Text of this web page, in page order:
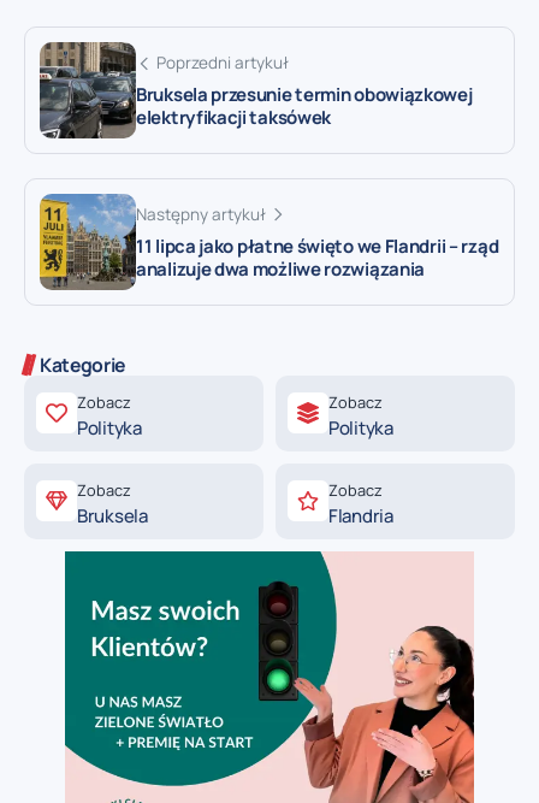
Poprzedni artykuł
Bruksela przesunie termin obowiązkowej
elektryfikacji taksówek
Następny artykuł
11 lipca jako płatne święto we Flandrii – rząd
analizuje dwa możliwe rozwiązania
Kategorie
Zobacz
Polityka
Zobacz
Polityka
Zobacz
Bruksela
Zobacz
Flandria